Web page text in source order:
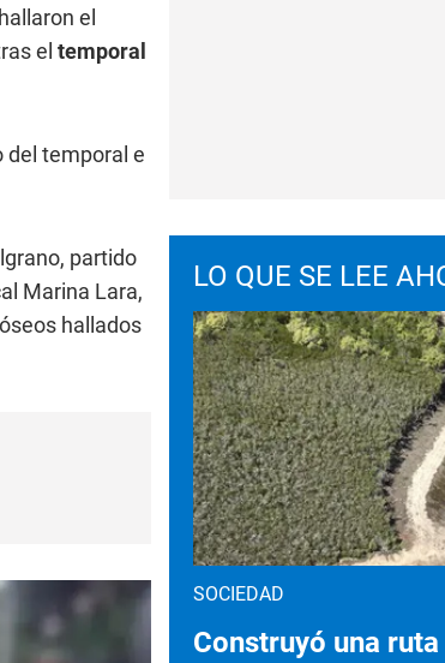
el
el temporal
del temporal e
partido
Marina Lara,
hallados
LO QUE SE LEE
SOCIEDAD
Construyó una ruta